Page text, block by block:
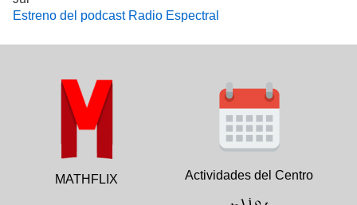
Estreno del podcast Radio Espectral
MATHFLIX Actividades del Centro